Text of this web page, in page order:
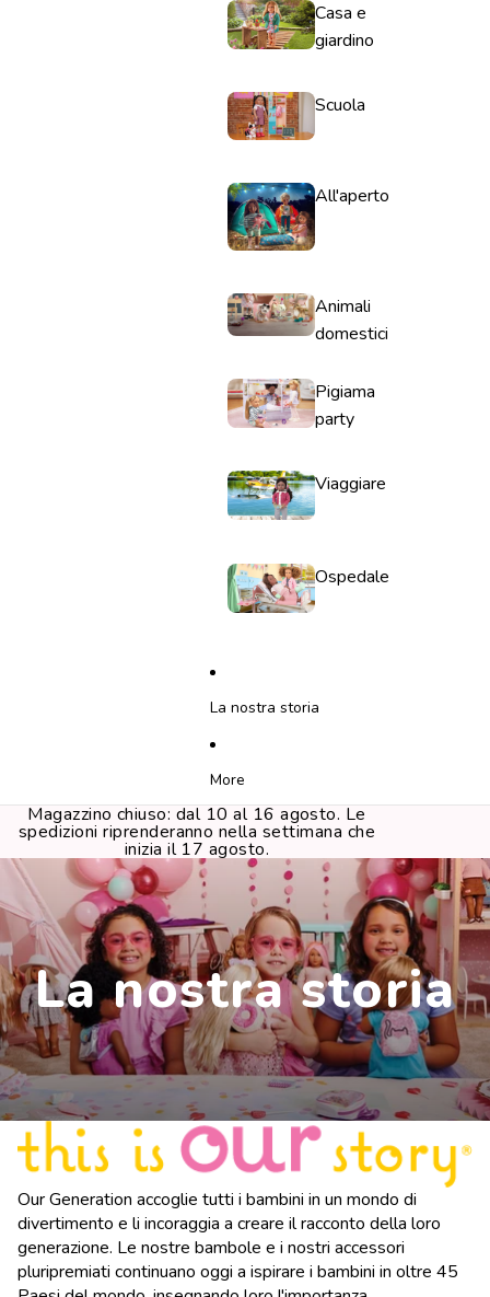
Casa e
giardino
Scuola
All'aperto
Animali
domestici
Pigiama
party
Viaggiare
Ospedale
La nostra storia
More
Magazzino chiuso: dal 10 al 16 agosto. Le
spedizioni riprenderanno nella settimana che
inizia il 17 agosto.
La nostra storia
Our Generation accoglie tutti i bambini in un mondo di
divertimento e li incoraggia a creare il racconto della loro
generazione. Le nostre bambole e i nostri accessori
pluripremiati continuano oggi a ispirare i bambini in oltre 45